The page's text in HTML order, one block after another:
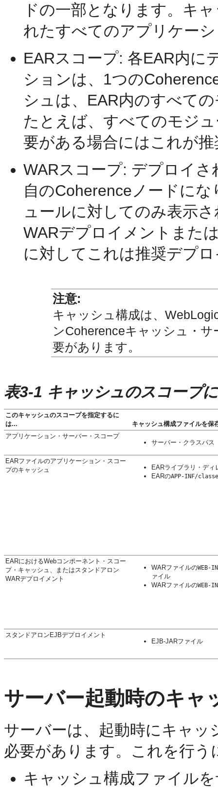
ドの一部となります。キ
れたすべてのアプリケー
EARスコープ: 各EAR内に
ションは、1つの
シュは、EAR内のすべて
たとえば、すべてのモジ
要がある場合にはこれが
WARスコープ: デプロイ
自のCoherenceノードに
ュールに対してのみ表示
WARデプロイメントまた
に対してこれは推奨デプ
注意:
キャッシュ構成は、
ンCoherenceキャッシュ・
要があります。
表3-1 キャッシュのスコープ
このキャッシュのスコープを指定するに
は...
キャッシュ構成ファイルを保
アプリケーション・サーバー・スコープ
サーバー・クラスパス
EARファイルのアプリケーション・スコー
プのキャッシュ
EARライブラリ・ディ
EARのAPP-INF/
EARにおけるWebコンポーネント・スコー
プ・キャッシュ、またはスタンドアロン
WARデプロイメント
WARファイルのWEB-
ァイル
WARファイルのWEB-
スタンドアロンEJBデプロイメント
EJB-JARファイル
サーバー起動時のキャ
サーバーは、起動時にキャ
必要があります。これを行
キャッシュ構成ファイル